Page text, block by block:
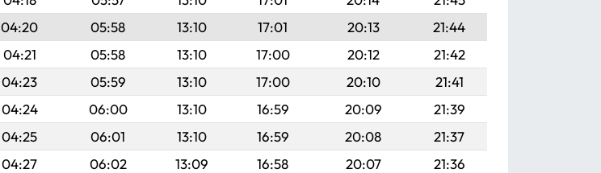
04:20 05:58 13:10 17:01 20:13
21:44
04:21 05:58 13:10 17:00 20:12
21:42
04:23 05:59 13:10 17:00 20:10
21:41
04:24 06:00 13:10 16:59 20:09
21:39
04:25 06:01 13:10 16:59 20:08
21:37
04:27 06:02 13:09 16:58 20:07
21:36